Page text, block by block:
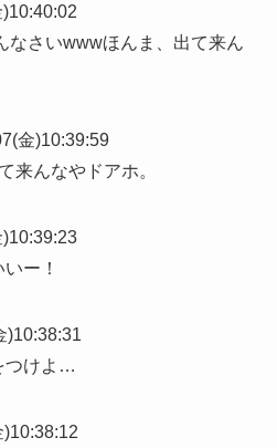
なさいwwwほんま、出て来ん
金)10:39:59
来んなやドアホ。
ー！
)10:38:31
つけよ…